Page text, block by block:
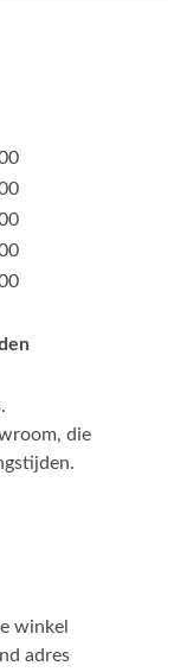
die
winkel
adres